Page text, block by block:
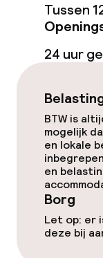
Faciliteiten
Tussen
24 uur
BTW is
mogelijk
en lokale
en
Borg
Let op: er
deze bij